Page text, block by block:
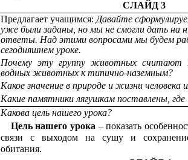
СЛАЙД 3
Предлагает учащимся: Давайте
уже были заданы, но мы не смогли дать на
ответы. Над этими вопросами мы будем
сегодняшнем уроке.
Почему эту группу животных считают
водных животных к типично-наземным?
Какое значение в природе и жизни человека
Какие памятники лягушкам поставлены,
Какова цель нашего урока?
Цель нашего урока – показать
связи с выходом на сушу и
обитания.